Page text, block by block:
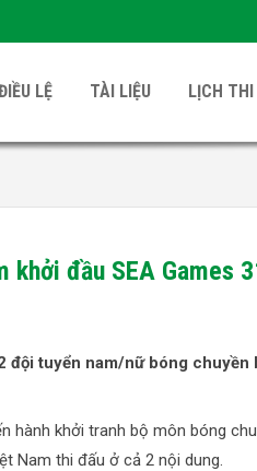
LỆ TÀI LIỆU LỊCH
khởi đầu SEA Games
đội tuyển nam/nữ bóng
hành khởi tranh bộ môn bóng
Nam thi đấu ở cả 2 nội dung.